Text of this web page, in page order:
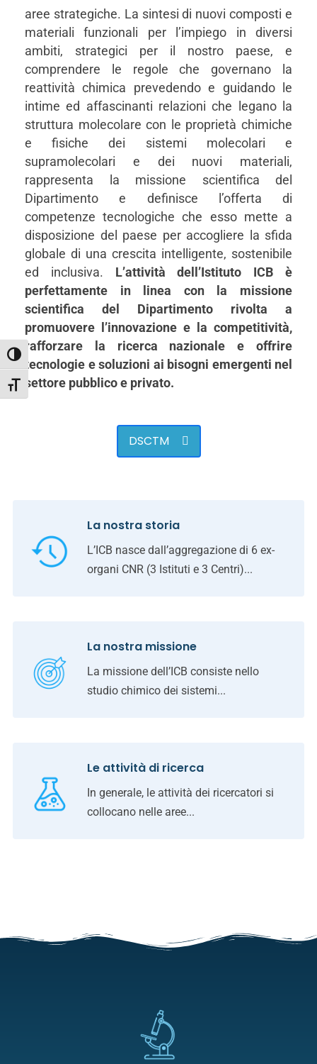
Attiva/disattiva alto contrasto
Attiva/disattiva dimensione testo
aree strategiche. La sintesi di nuovi composti e
materiali funzionali per l’impiego in diversi
ambiti, strategici per il nostro paese, e
comprendere le regole che governano la
reattività chimica prevedendo e guidando le
intime ed affascinanti relazioni che legano la
struttura molecolare con le proprietà chimiche
e fisiche dei sistemi molecolari e
supramolecolari e dei nuovi materiali,
rappresenta la missione scientifica del
Dipartimento e definisce l’offerta di
competenze tecnologiche che esso mette a
disposizione del paese per accogliere la sfida
globale di una crescita intelligente, sostenibile
ed inclusiva. L’attività dell’Istituto ICB è
perfettamente in linea con la missione
scientifica del Dipartimento rivolta a
promuovere l’innovazione e la competitività,
rafforzare la ricerca nazionale e offrire
tecnologie e soluzioni ai bisogni emergenti nel
settore pubblico e privato.
DSCTM
La nostra storia
L’ICB nasce dall’aggregazione di 6 ex-
organi CNR (3 Istituti e 3 Centri)...
La nostra missione
La missione dell’ICB consiste nello
studio chimico dei sistemi...
Le attività di ricerca
In generale, le attività dei ricercatori si
collocano nelle aree...